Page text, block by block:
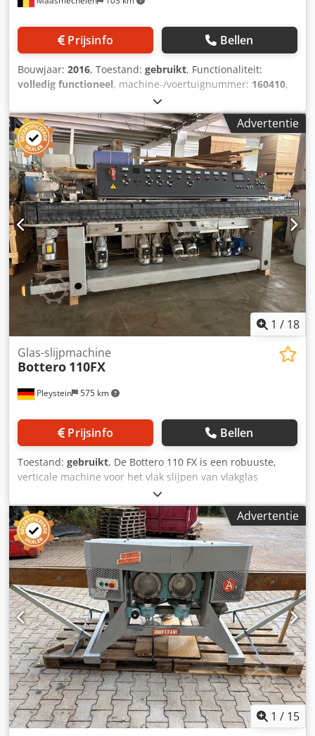
Prijsinfo Bellen
Bouwjaar: 2016, Toestand: gebruikt, Functionaliteit:
volledig functioneel, machine-/voertuignummer: 160410,
Open top washer for 3-12mm Dsdpownw Afsfx Abnekr
Washing height 1600mm
Advertentie
1 / 18
Pleystein 575 km
Glas-slijpmachine
Bottero 110FX
Prijsinfo Bellen
Toestand: gebruikt, De Bottero 110 FX is een robuuste,
verticale machine voor het vlak slijpen van vlakglas
(straight line edger) en is ontworpen voor continu gebruik.
Specificaties: • Type: 110FX Djdpfszr Upzjx Abnekr •
Serienummer: 30600100001753-05040_011 • 10 spindels •
Draairichting: rechts – links • Glasdikte: 3 – 30 mm •
Bouwjaar: 2020 • Voorschuifsnelheid: 0,6 – 6 m/min. •
Minimale glasafmeting: 40 x 40 mm • Glasdikte: 3/50 mm •
Snelheid: 0,6 / 6 m/min • Geïnstalleerd vermogen: 27 kVA •
Gewicht: 3.600 kg • Waterbak wordt meegeleverd.
Advertentie
1 / 15